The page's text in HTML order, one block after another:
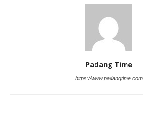
Padang Time
https://www.padangtime.com